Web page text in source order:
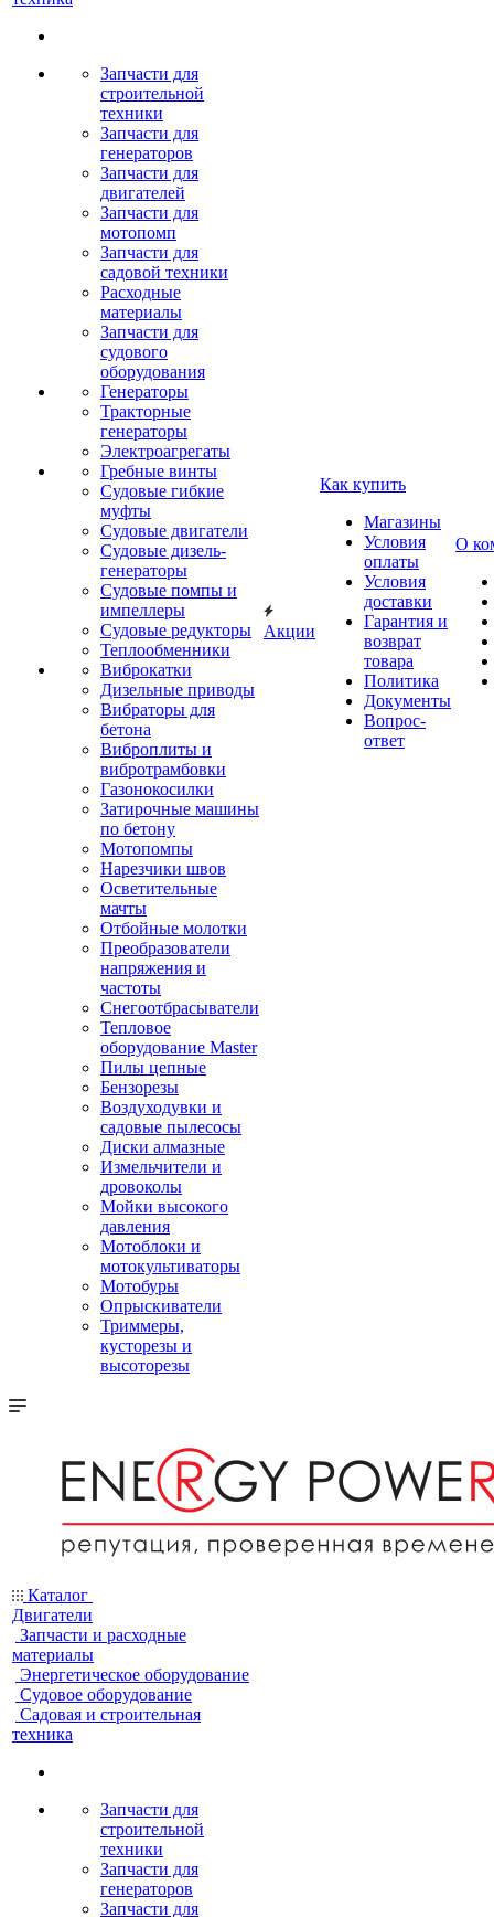
Запчасти для
строительной
техники
Запчасти для
генераторов
Запчасти для
двигателей
Запчасти для
мотопомп
Запчасти для
садовой техники
Расходные
материалы
Запчасти для
судового
оборудования
Генераторы
Тракторные
генераторы
Электроагрегаты
Гребные винты
Судовые гибкие
муфты
Судовые двигатели
Судовые дизель-
генераторы
Судовые помпы и
импеллеры
Судовые редукторы
Теплообменники
Виброкатки
Дизельные приводы
Вибраторы для
бетона
Виброплиты и
вибротрамбовки
Газонокосилки
Затирочные машины
по бетону
Мотопомпы
Нарезчики швов
Осветительные
мачты
Отбойные молотки
Преобразователи
напряжения и
частоты
Снегоотбрасыватели
Тепловое
оборудование Master
Пилы цепные
Бензорезы
Воздуходувки и
садовые пылесосы
Диски алмазные
Измельчители и
дровоколы
Мойки высокого
давления
Мотоблоки и
мотокультиваторы
Мотобуры
Опрыскиватели
Триммеры,
кусторезы и
высоторезы
Акции
Как купить
Магазины
Условия
оплаты
Условия
доставки
Гарантия и
возврат
товара
Политика
Документы
Вопрос-
ответ
О
Каталог
Двигатели
Запчасти и расходные
материалы
Энергетическое оборудование
Судовое оборудование
Садовая и строительная
техника
Запчасти для
строительной
техники
Запчасти для
генераторов
Запчасти для